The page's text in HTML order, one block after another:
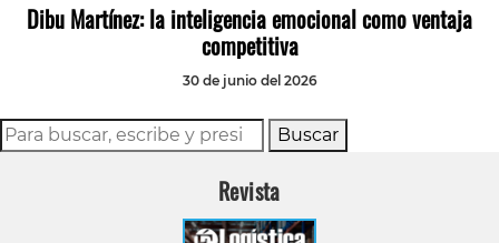
Dibu Martínez: la inteligencia emocional como ventaja
competitiva
30 de junio del 2026
Buscar
Revista